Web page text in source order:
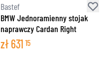
Bastef
BMW Jednoramienny stojak
naprawczy Cardan Right
zł631 15